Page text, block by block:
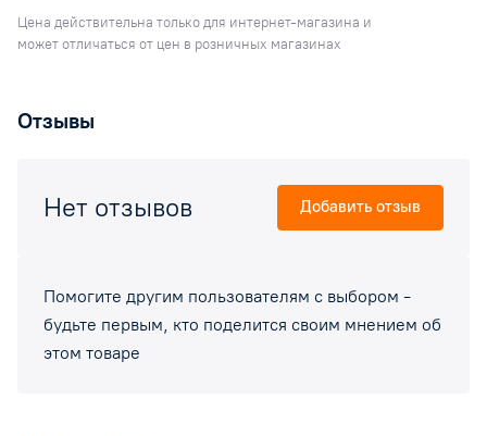
Цена действительна только для интернет-магазина и
может отличаться от цен в розничных магазинах
Отзывы
Помогите другим пользователям с выбором -
будьте первым, кто поделится своим мнением об
этом товаре
Нет отзывов Добавить отзыв